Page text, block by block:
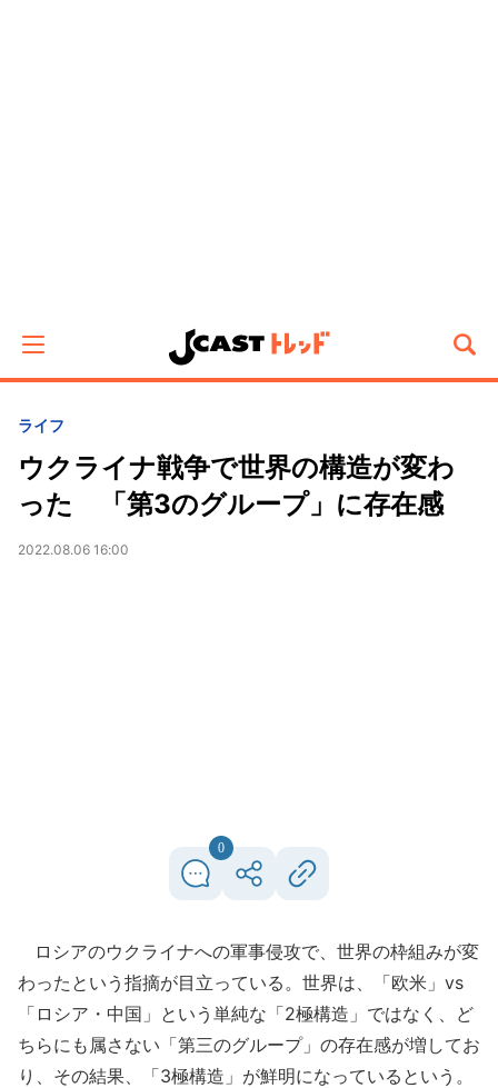
ライフ
ウクライナ戦争で世界の構造が変わ
った 「第3のグループ」に存在感
2022.08.06 16:00
0
ロシアのウクライナへの軍事侵攻で、世界の枠組みが変
わったという指摘が目立っている。世界は、「欧米」vs
「ロシア・中国」という単純な「2極構造」ではなく、ど
ちらにも属さない「第三のグループ」の存在感が増してお
り、その結果、「3極構造」が鮮明になっているという。